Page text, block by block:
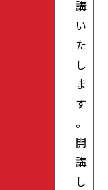
講
い
た
し
ま
す
。
開
講
し